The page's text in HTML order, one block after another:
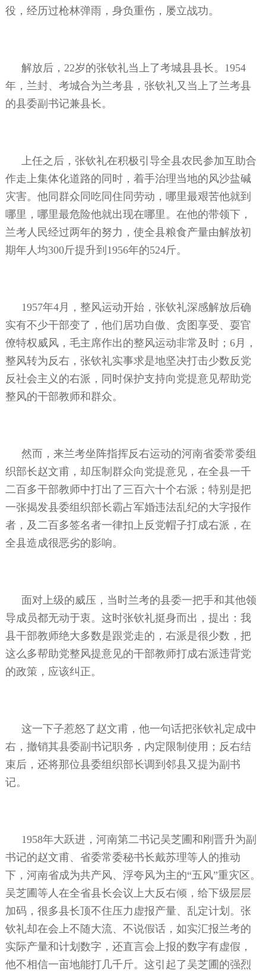
役，经历过枪林弹雨，身负重伤，屡立战功。
解放后，22岁的张钦礼当上了考城县县长。1954
年，兰封、考城合为兰考县，张钦礼又当上了兰考县
的县委副书记兼县长。
上任之后，张钦礼在积极引导全县农民参加互助合
作走上集体化道路的同时，着手治理当地的风沙盐碱
灾害。他同群众同吃同住同劳动，哪里最艰苦他就到
哪里，哪里最危险他就出现在哪里。在他的带领下，
兰考人民经过两年的努力，使全县粮食产量由解放初
期年人均300斤提升到1956年的524斤。
1957年4月，整风运动开始，张钦礼深感解放后确
实有不少干部变了，他们居功自傲、贪图享受、耍官
僚特权威风，毛主席作出的整风运动非常及时；6月，
整风转为反右，张钦礼实事求是地坚决打击少数反党
反社会主义的右派，同时保护支持向党提意见帮助党
整风的干部教师和群众。
然而，来兰考坐阵指挥反右运动的河南省委常委组
织部长赵文甫，却压制群众向党提意见，在全县一千
二百多干部教师中打出了三百六十个右派；特别是把
一张揭发县委组织部长霸占军婚违法乱纪的大字报作
者，及二百多签名者一律扣上反党帽子打成右派，在
全县造成很恶劣的影响。
面对上级的威压，当时兰考的县委一把手和其他领
导成员都无动于衷。这时张钦礼挺身而出，提出：我
县干部教师绝大多数是跟党走的，右派是很少数，把
这么多帮助党整风提意见的干部教师打成右派违背党
的政策，应该纠正。
这一下子惹怒了赵文甫，他一句话把张钦礼定成中
右，撤销其县委副书记职务，内定限制使用；反右结
束后，还将那位县委组织部长调到邻县又提为副书
记。
1958年大跃进，河南第二书记吴芝圃和刚晋升为副
书记的赵文甫、省委常委秘书长戴苏理等人的推动
下，河南省成为共产风、浮夸风为主的“五风”重灾区。
吴芝圃等人在全省县长会议上大反右倾，给下级层层
加码，很多县长顶不住压力虚报产量、乱定计划。张
钦礼却在会上不随大流、不说假话，如实汇报兰考的
实际产量和计划数字，还直言会上报的数字有虚假，
他不相信一亩地能打几千斤。这引起了吴芝圃的强烈